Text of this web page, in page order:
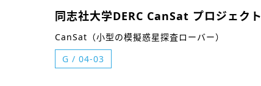
同志社大学DERC CanSat プロジェクト
CanSat（小型の模擬惑星探査ローバー）
G / 04-03